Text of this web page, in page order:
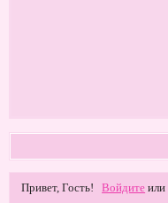
Привет, Гость! Войдите или